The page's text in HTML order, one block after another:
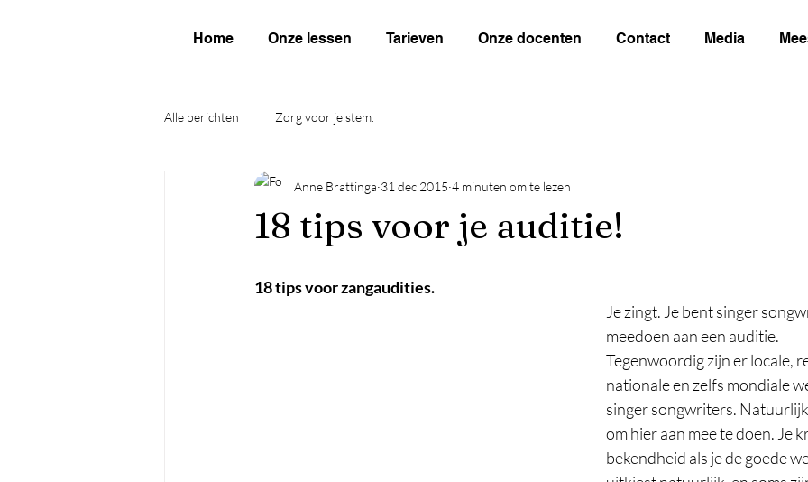
Home Onze lessen Tarieven Onze docenten Contact Media
Alle berichten Zorg voor je stem.
18 tips voor je auditie!
Anne Brattinga 31 dec 2015 4 minuten om te lezen
18 tips voor zangaudities.
Je zingt. Je bent singer
meedoen aan een auditie.
Tegenwoordig zijn er locale,
nationale en zelfs mondiale
singer songwriters.
om hier aan mee te doen. Je
bekendheid als je de goede